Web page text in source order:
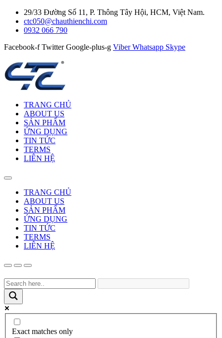
29/33 Đường Số 11, P. Thông Tây Hội, HCM, Việt Nam.
ctc050@chauthienchi.com
0932 066 790
Facebook-f Twitter Google-plus-g Viber Whatsapp Skype
TRANG CHỦ
ABOUT US
SẢN PHẨM
ỨNG DỤNG
TIN TỨC
TERMS
LIÊN HỆ
TRANG CHỦ
ABOUT US
SẢN PHẨM
ỨNG DỤNG
TIN TỨC
TERMS
LIÊN HỆ
Exact matches only